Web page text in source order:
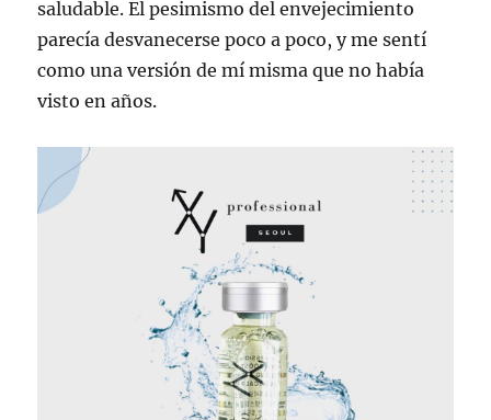
saludable. El pesimismo del envejecimiento
parecía desvanecerse poco a poco, y me sentí
como una versión de mí misma que no había
visto en años.